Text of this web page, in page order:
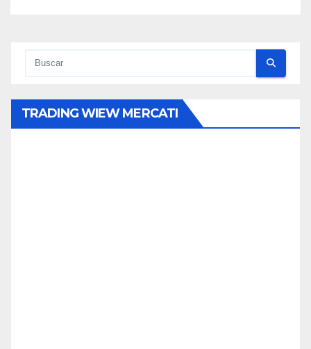
TRADING WIEW MERCATI